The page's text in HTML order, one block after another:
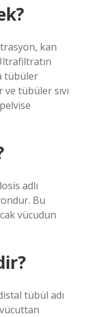
kan
tübüler
tübüler sıvı
adlı
Bu
vücudun
tübül adı